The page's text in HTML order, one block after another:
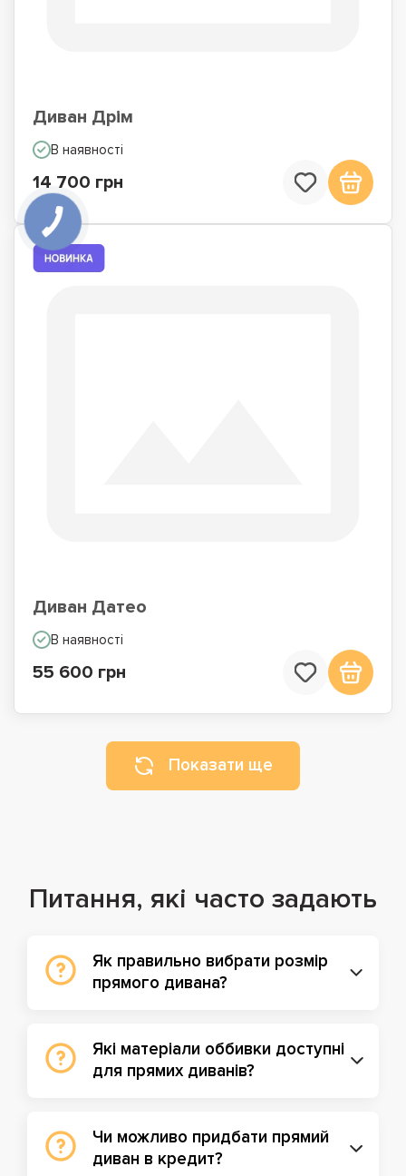
Диван Дрім
В наявності
14 700 грн
Диван Датео
В наявності
55 600 грн
Показати ще
Питання, які часто задають
Як правильно вибрати розмір
прямого дивана?
Які матеріали оббивки доступні
для прямих диванів?
Чи можливо придбати прямий
диван в кредит?